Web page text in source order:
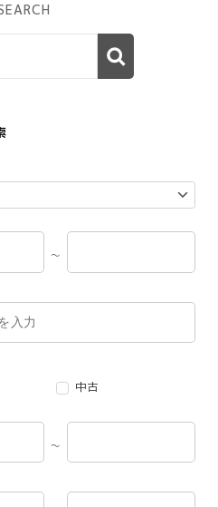
～
中古
～